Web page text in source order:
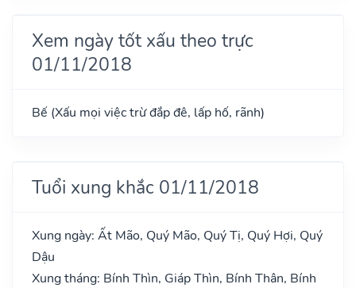
Xem ngày tốt xấu theo trực
01/11/2018
Bế (Xấu mọi việc trừ đắp đê, lấp hố, rãnh)
Tuổi xung khắc 01/11/2018
Xung ngày: Ất Mão, Quý Mão, Quý Tị, Quý Hợi, Quý
Dậu
Xung tháng: Bính Thìn, Giáp Thìn, Bính Thân, Bính